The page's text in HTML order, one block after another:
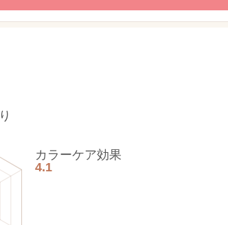
カラーケア効果
4.1